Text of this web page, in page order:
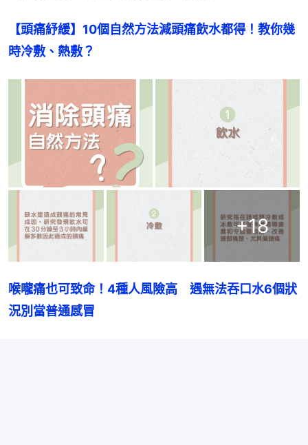
【頭痛紓緩】10個自然方法減頭痛飲水都得！教你幾
時冷敷、熱敷？
+18
喉嚨痛也可致命！4種人風險高　遇無法吞口水6個狀
況別當普通感冒